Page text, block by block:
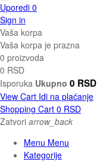
Uporedi 0
Sign in
Vaša korpa
Vaša korpa je prazna
0 proizvoda
0 RSD
Isporuka Ukupno 0 RSD
View Cart Idi na plaćanje
Shopping Cart 0 RSD
Zatvori arrow_back
Menu Menu
Kategorije